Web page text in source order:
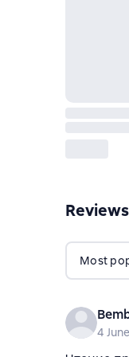
Reviews
Most
4